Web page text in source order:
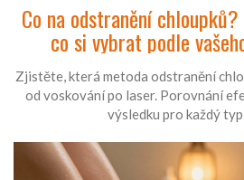
Co na odstranění
co si vybrat podle
Zjistěte, která metoda odstranění
od voskování po laser. Porovnání
výsledku pro každý